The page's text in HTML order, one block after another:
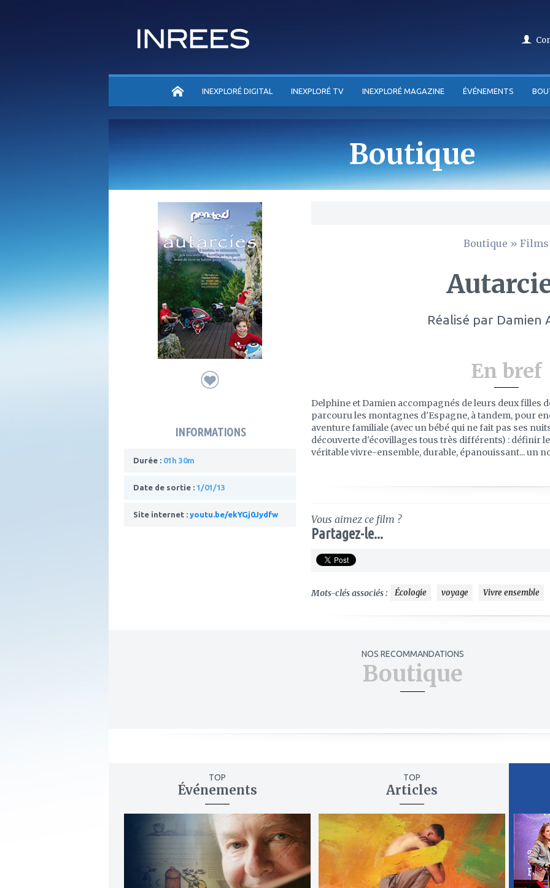
ACCUEILINEXPLORÉ DIGITAL INEXPLORÉ TV INEXPLORÉ MAGAZINE ÉVÉNEMENTS
Boutique
INFORMATIONS
Durée : 01h 30m
Date de sortie : 1/01/13
Site internet : youtu.be/ekYGj0Jydfw
Boutique » Films
Réalisé par Damien
En bref
Delphine et Damien accompagnés de leurs deux filles
parcouru les montagnes d'Espagne, à tandem, pour
aventure familiale (avec un bébé qui ne fait pas ses
découverte d'écovillages tous très différents) : définir
véritable vivre-ensemble, durable, épanouissant... un
Vous aimez ce film ?
Partagez-le...
Mots-clés associés : Écologie voyage Vivre ensemble
NOS RECOMMANDATIONS
Boutique
TOP
Événements
mes
TOP
Articles
à
mes
favoris
à
mes